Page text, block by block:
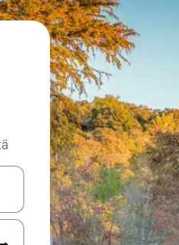
nuolinäppäimillä tai tutustu